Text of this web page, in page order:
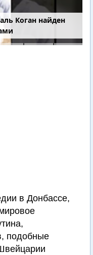
Коган найден
в Донбассе,
подобные